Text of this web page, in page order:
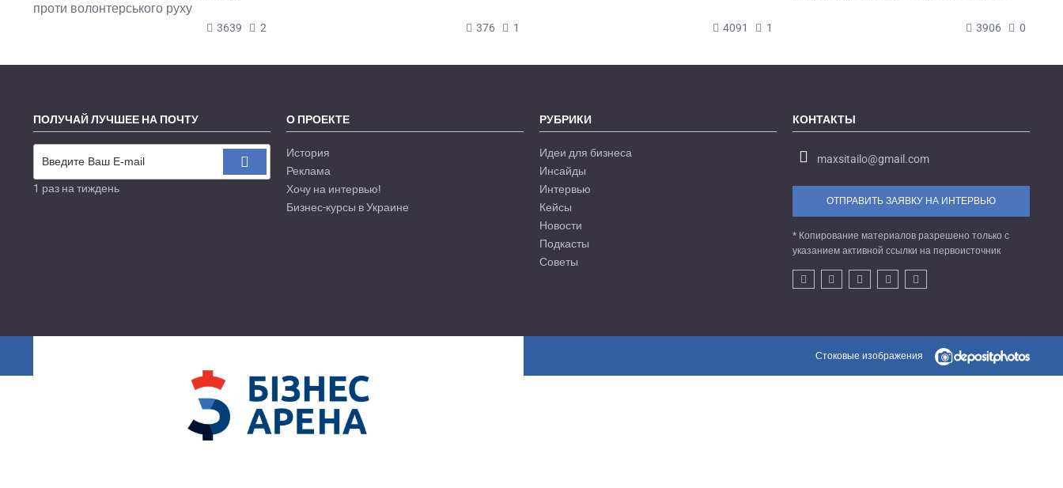
проти волонтерського руху
3639 2 376 1 4091 1 3906 0
ПОЛУЧАЙ ЛУЧШЕЕ НА ПОЧТУ
1 раз на тиждень
О ПРОЕКТЕ
История
Реклама
Хочу на интервью!
Бизнес-курсы в Украине
РУБРИКИ
Идеи для бизнеса
Инсайды
Интервью
Кейсы
Новости
Подкасты
Советы
КОНТАКТЫ
maxsitailo@gmail.com
ОТПРАВИТЬ ЗАЯВКУ НА ИНТЕРВЬЮ
* Копирование материалов разрешено только с
указанием активной ссылки на первоисточник
Стоковые изображения